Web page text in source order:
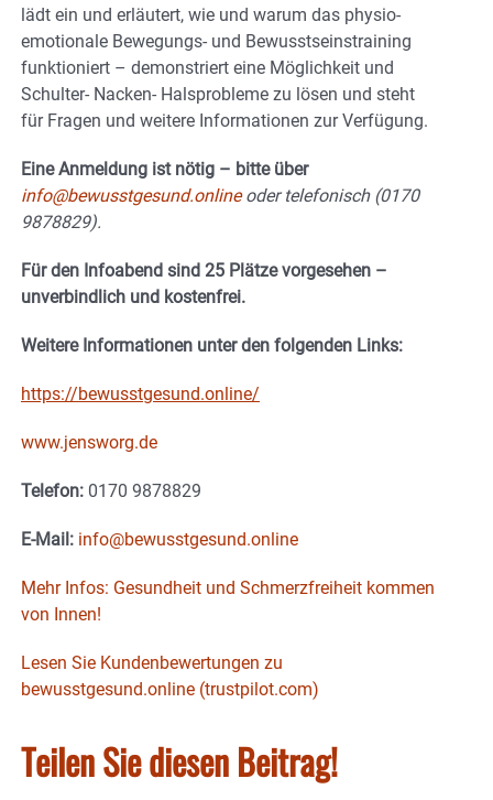
lädt ein und erläutert, wie und warum das physio-
emotionale Bewegungs- und Bewusstseinstraining
funktioniert – demonstriert eine Möglichkeit und
Schulter- Nacken- Halsprobleme zu lösen und steht
für Fragen und weitere Informationen zur Verfügung.
Eine Anmeldung ist nötig – bitte über
info@bewusstgesund.onlineoder telefonisch (0170
9878829).
Für den Infoabend sind 25 Plätze vorgesehen –
unverbindlich und kostenfrei.
Weitere Informationen unter den folgenden Links:
https://bewusstgesund.online/
www.jensworg.de
Telefon: 0170 9878829
E-Mail: info@bewusstgesund.online
Mehr Infos: Gesundheit und Schmerzfreiheit kommen
von Innen!
Lesen Sie Kundenbewertungen zu
bewusstgesund.online (trustpilot.com)
Teilen Sie diesen Beitrag!